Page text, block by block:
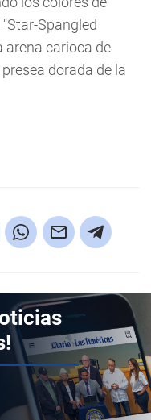
Spangled
arena carioca de
dorada de la